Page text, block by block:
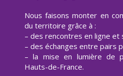
Nous faisons monter en
du territoire grâce à :
– des rencontres en ligne et
– des échanges entre pairs
– la mise en lumière de
Hauts-de-France.